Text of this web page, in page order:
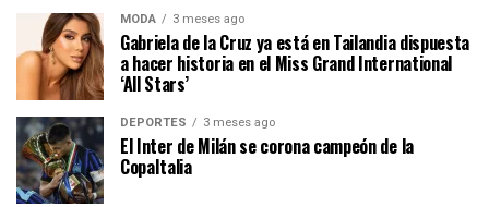
MODA 3 meses ago
Gabriela de la Cruz ya está en Tailandia dispuesta
a hacer historia en el Miss Grand International
‘All Stars’
DEPORTES 3 meses ago
El Inter de Milán se corona campeón de la
CopaItalia